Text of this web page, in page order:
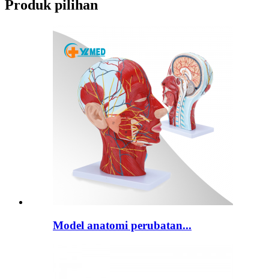
Produk pilihan
Model anatomi perubatan...